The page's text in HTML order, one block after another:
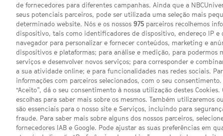
de fornecedores para diferentes campanhas. Ainda que a
seus potenciais parceiros, pode ser utilizada uma seleção mais
determinado website. Nós e os nossos 975 parceiros recolhemos
dispositivo, tais como identificadores de dispositivo, endereço IP e
navegador para personalizar e fornecer conteúdos, marketing e
dispositivos e plataformas; para análise e medição, para podermos
serviços e desenvolver novos serviços; para corresponder e
a sua atividade online; e para funcionalidades nas redes sociais.
informações com parceiros selecionados, com o seu
“Aceito”, dá o seu consentimento à nossa utilização destes
escolhas para saber mais sobre os mesmos. Também utilizaremos
são essenciais para o nosso site e Serviços, incluindo para
fraude. Para saber mais sobre alguns dos nossos parceiros,
fornecedores IAB e Google. Pode ajustar as suas preferências em